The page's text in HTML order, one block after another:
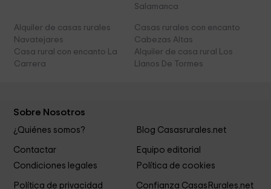
Salamanca
Alquiler de casas rurales
Navatejares
Casas rurales con encanto
Cabezas Altas
Casa rural con encanto La
Carrera
Alquiler de casa rural Los
Llanos De Tormes
Sobre Nosotros
¿Quiénes somos? Blog Casasrurales.net
Contactar
Equipo editorial
Condiciones legales
Política de cookies
Política de privacidad Confianza CasasRurales.net